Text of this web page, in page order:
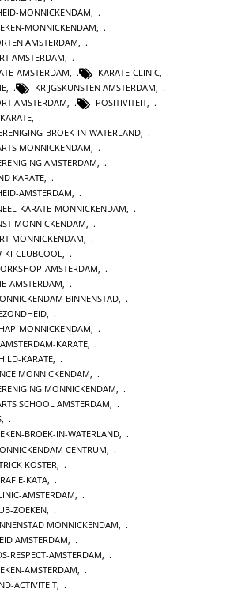
MONNICKENDAM
MONNICKENDAM
AMSTERDAM
AMSTERDAM
AMSTERDAM
KARATE-CLINIC
, KRIJGSKUNSTEN AMSTERDAM,
AMSTERDAM, POSITIVITEIT,
,
BROEK-IN-WATERLAND,
MONNICKENDAM,
AMSTERDAM,
KARATE,
AMSTERDAM,
KARATE-MONNICKENDAM
MONNICKENDAM
MONNICKENDAM
KI-CLUBCOOL
AMSTERDAM
AMSTERDAM
BINNENSTAD
MONNICKENDAM,
KARATE,
KARATE,
MONNICKENDAM,
MONNICKENDAM,
SCHOOL AMSTERDAM,
,
BROEK-IN-WATERLAND,
CENTRUM
KOSTER
KATA
AMSTERDAM
ZOEKEN
MONNICKENDAM
AMSTERDAM
RESPECT-AMSTERDAM
AMSTERDAM,
ACTIVITEIT,